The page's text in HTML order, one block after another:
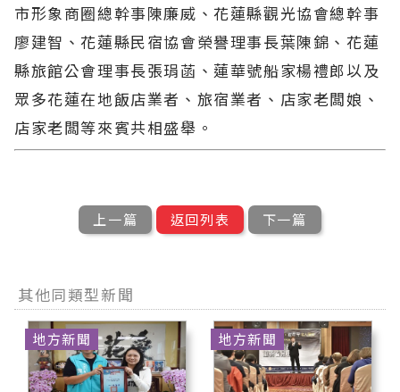
市形象商圈總幹事陳廉威、花蓮縣觀光協會總幹事
廖建智、花蓮縣民宿協會榮譽理事長葉陳錦、花蓮
縣旅館公會理事長張琄菡、蓮華號船家楊禮郎以及
眾多花蓮在地飯店業者、旅宿業者、店家老闆娘、
店家老闆等來賓共相盛舉。
上一篇 返回列表 下一篇
其他同類型新聞
地方新聞 地方新聞